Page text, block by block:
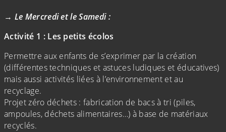
→ Le Mercredi et le Samedi :
Activité 1 : Les petits écolos
Permettre aux enfants de s’exprimer par la création
(différentes techniques et astuces ludiques et éducatives)
mais aussi activités liées à l’environnement et au
recyclage.
Projet zéro déchets : fabrication de bacs à tri (piles,
ampoules, déchets alimentaires…) à base de matériaux
recyclés.